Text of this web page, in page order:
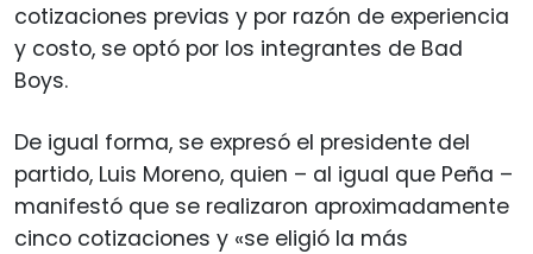
cotizaciones previas y por razón de experiencia
y costo, se optó por los integrantes de Bad
Boys.
De igual forma, se expresó el presidente del
partido, Luis Moreno, quien – al igual que Peña –
manifestó que se realizaron aproximadamente
cinco cotizaciones y «se eligió la más